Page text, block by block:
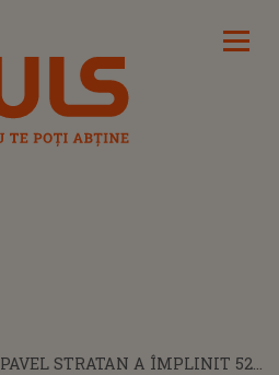
PAVEL STRATAN A ÎMPLINIT 52